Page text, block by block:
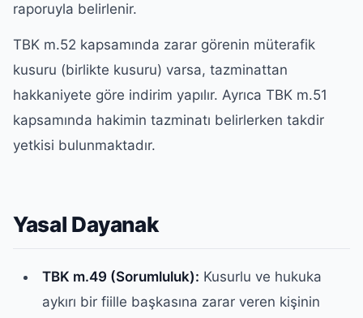
raporuyla belirlenir.
TBK m.52 kapsamında zarar görenin müterafik
kusuru (birlikte kusuru) varsa, tazminattan
hakkaniyete göre indirim yapılır. Ayrıca TBK m.51
kapsamında hakimin tazminatı belirlerken takdir
yetkisi bulunmaktadır.
Yasal Dayanak
TBK m.49 (Sorumluluk): Kusurlu ve hukuka
aykırı bir fiille başkasına zarar veren kişinin